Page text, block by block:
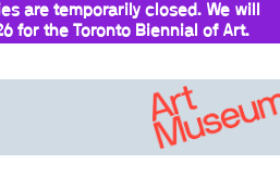
are temporarily closed. We will
for the Toronto Biennial of Art.